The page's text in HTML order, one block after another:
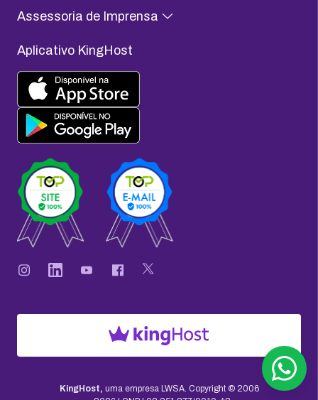
Assessoria de Imprensa
Aplicativo KingHost
KingHost, uma empresa LWSA. Copyright © 2006